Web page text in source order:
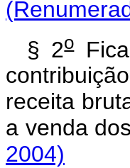
§ 2o
receita
a venda
2004)